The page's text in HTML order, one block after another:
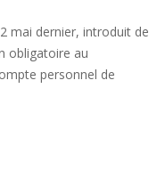
mai dernier, introduit de
obligatoire au
personnel de